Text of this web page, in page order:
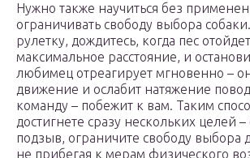
Нужно также научиться без
ограничивать свободу выбора
рулетку, дождитесь, когда пес
максимальное расстояние, и
любимец отреагирует мгновенно –
движение и ослабит натяжение
команду – побежит к вам. Таким
достигнете сразу нескольких целей –
подзыв, ограничите свободу выбора
не прибегая к мерам физического